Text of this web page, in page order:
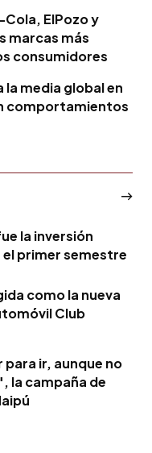
ElPozo y
marcas más
consumidores
la media global en
comportamientos
la inversión
primer semestre
como la nueva
Club
para ir, aunque no
la campaña de